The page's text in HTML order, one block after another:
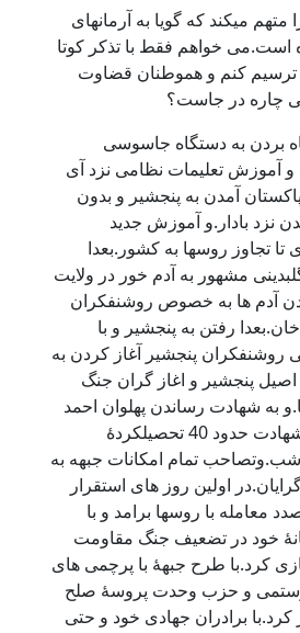
متهم میکند که گویا به آرمانهای
است.می خواهم فقط با تذکر کوتا
ترسیم کنم و هموطنان قضاوت
چاره در جاست؟
بردن به دستگاه جاسوسی
آموزش تعلیمات نظامی نزد آی
آمدن به پنجشیر و بدون
نزد بادار.و آموزش جدید
تجاوز روسها به کشور.بعدا
مشهور به آدم خور در ولایت
آدم ها به خصوص روشنفکران
خان.بعدا رفتن به پنجشیر و با
روشنفکران پنجشیر آغاز کردن به
پنجشیر و اغاز گران جنگ
به شهادت رساندن پهلوان احمد
جان و متعاقب آن شهادت حدود 40 تحصیلکردۀ
تمام امکانات جبهه به
اولین روز های استقرار
معامله با روسها برامد و با
خود در تضعیف جنگ مقاومت
کرد.با طرح جبهۀ با پرچمی های
و حزب وحدت پروسۀ صلح
کرد.با برادران جهادی خود و حتی